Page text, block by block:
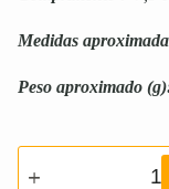
Medidas
Peso aproximado